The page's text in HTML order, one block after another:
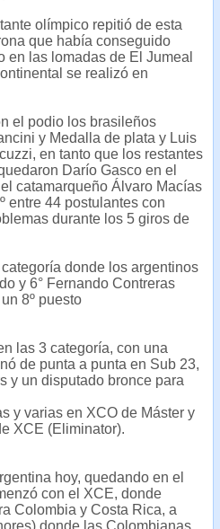
olímpico repitió de esta
que había conseguido
en las lomadas de El Jumeal
se realizó en
el podio los brasileños
y Medalla de plata y Luis
en tanto que los restantes
Darío Gasco en el
catamarqueño Álvaro Macías
entre 44 postulantes con
durante los 5 giros de
donde los argentinos
y 6° Fernando Contreras
8º puesto
las 3 categoría, con una
de punta a punta en Sub 23,
y un disputado bronce para
y varias en XCO de Máster y
XCE (Eliminator).
hoy, quedando en el
con el XCE, donde
Colombia y Costa Rica, a